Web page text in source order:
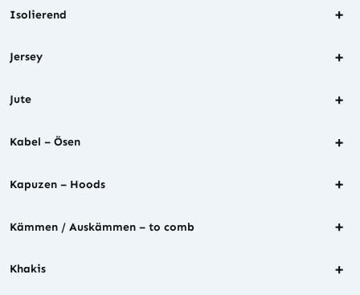
Isolierend +
Jersey +
Jute +
Kabel – Ösen +
Kapuzen – Hoods +
Kämmen / Auskämmen – to comb +
Khakis +